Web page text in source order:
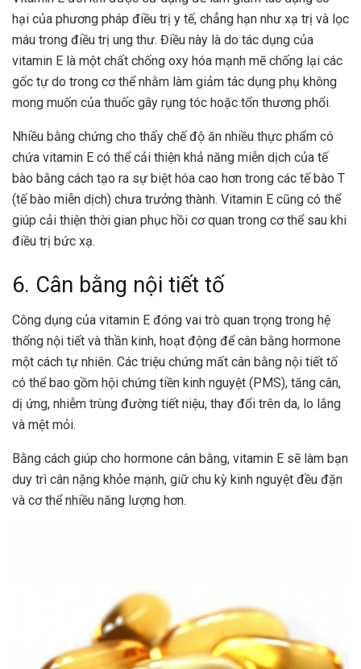
hại của phương pháp điều trị y tế, chẳng hạn như xạ trị và lọc
máu trong điều trị ung thư. Điều này là do tác dụng của
vitamin E là một chất chống oxy hóa mạnh mẽ chống lại các
gốc tự do trong cơ thể nhằm làm giảm tác dụng phụ không
mong muốn của thuốc gây rụng tóc hoặc tổn thương phổi.
Nhiều bằng chứng cho thấy chế độ ăn nhiều thực phẩm có
chứa vitamin E có thể cải thiện khả năng miễn dịch của tế
bào bằng cách tạo ra sự biệt hóa cao hơn trong các tế bào T
(tế bào miễn dịch) chưa trưởng thành. Vitamin E cũng có thể
giúp cải thiện thời gian phục hồi cơ quan trong cơ thể sau khi
điều trị bức xạ.
6. Cân bằng nội tiết tố
Công dụng của vitamin E đóng vai trò quan trọng trong hệ
thống nội tiết và thần kinh, hoạt động để cân bằng hormone
một cách tự nhiên. Các triệu chứng mất cân bằng nội tiết tố
có thể bao gồm hội chứng tiền kinh nguyệt (PMS), tăng cân,
dị ứng, nhiễm trùng đường tiết niệu, thay đổi trên da, lo lắng
và mệt mỏi.
Bằng cách giúp cho hormone cân bằng, vitamin E sẽ làm bạn
duy trì cân nặng khỏe mạnh, giữ chu kỳ kinh nguyệt đều đặn
và cơ thể nhiều năng lượng hơn.